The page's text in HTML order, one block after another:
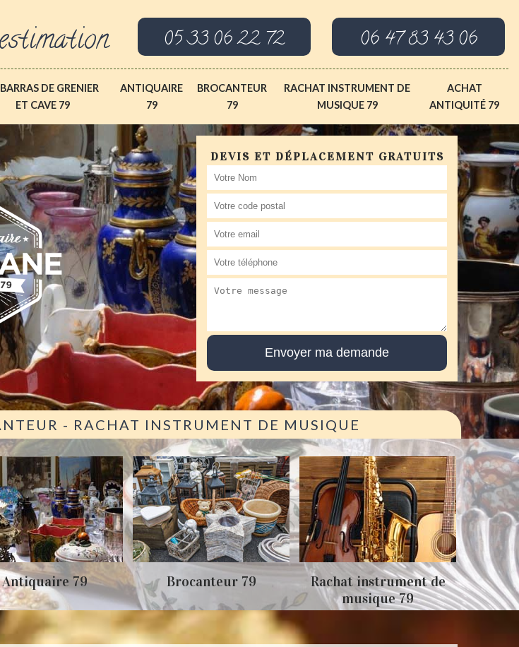
05 33 06 22 72 06 47 83 43 06
DE GRENIER
ET CAVE 79
ANTIQUAIRE
79
BROCANTEUR
79
RACHAT INSTRUMENT DE
MUSIQUE 79
ACHAT
ANTIQUITÉ 79
DEVIS ET DÉPLACEMENT GRATUITS
- RACHAT INSTRUMENT DE MUSIQUE
Antiquaire 79 Brocanteur 79
Rachat instrument de
musique 79